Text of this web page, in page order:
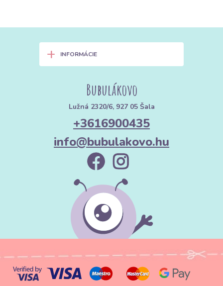
+ INFORMÁCIE
Bubulákovo
Lužná 2320/6, 927 05 Šala
+3616900435
info@bubulakovo.hu